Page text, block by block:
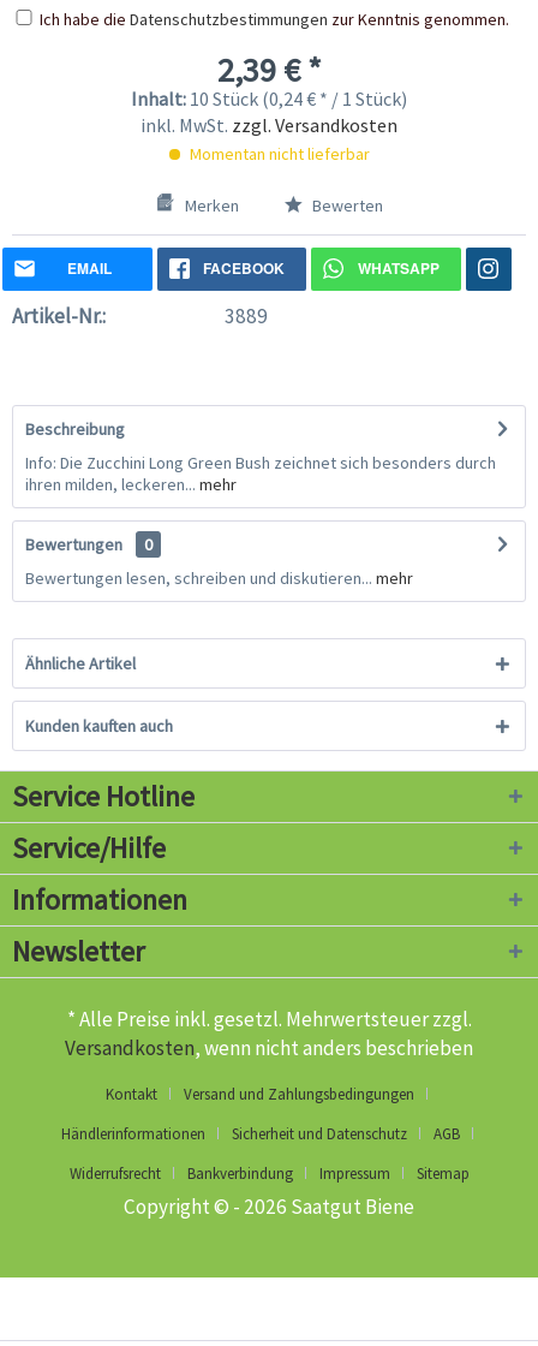
Ich habe die Datenschutzbestimmungen zur Kenntnis genommen.
2,39 € *
Inhalt: 10 Stück (0,24 € * / 1 Stück)
inkl. MwSt. zzgl. Versandkosten
Momentan nicht lieferbar
Merken Bewerten
EMAIL FACEBOOK WHATSAPP
Artikel-Nr.: 3889
Beschreibung
Info: Die Zucchini Long Green Bush zeichnet sich besonders durch
ihren milden, leckeren... mehr
Bewertungen
0
Bewertungen lesen, schreiben und diskutieren... mehr
Ähnliche Artikel
Kunden kauften auch
Service Hotline
Service/Hilfe
Informationen
Newsletter
* Alle Preise inkl. gesetzl. Mehrwertsteuer zzgl.
Versandkosten, wenn nicht anders beschrieben
Kontakt
Versand und Zahlungsbedingungen
Händlerinformationen
Sicherheit und Datenschutz
AGB
Widerrufsrecht
Bankverbindung Impressum Sitemap
Copyright © - 2026 Saatgut Biene